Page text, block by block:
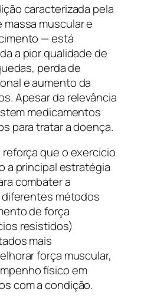
caracterizada pela
muscular e
— está
a pior qualidade de
perda de
e aumento da
Apesar da relevância
medicamentos
para tratar a doença.
que o exercício
a principal estratégia
combater a
métodos
de força
resistidos)
mais
força muscular,
físico em
com a condição.